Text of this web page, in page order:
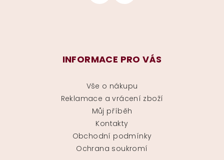
INFORMACE PRO VÁS
Vše o nákupu
Reklamace a vrácení zboží
Můj příběh
Kontakty
Obchodní podmínky
Ochrana soukromí